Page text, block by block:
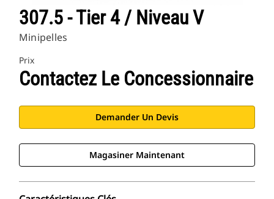
307.5 - Tier 4 / Niveau V
Minipelles
Prix
Contactez Le Concessionnaire
Demander Un Devis
Magasiner Maintenant